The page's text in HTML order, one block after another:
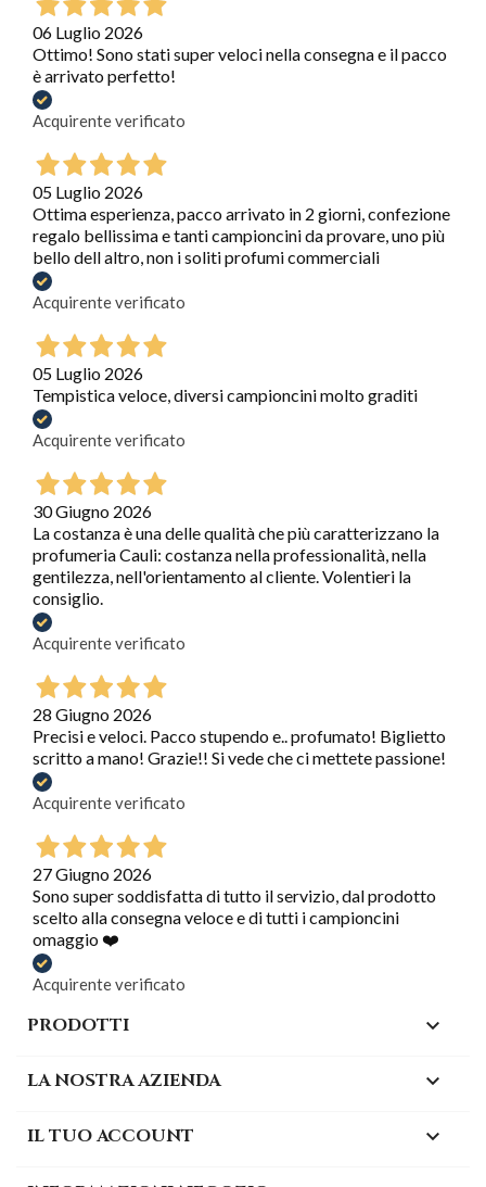
06 Luglio 2026
Ottimo! Sono stati super veloci nella consegna e il pacco
è arrivato perfetto!
Acquirente verificato
05 Luglio 2026
Ottima esperienza, pacco arrivato in 2 giorni, confezione
regalo bellissima e tanti campioncini da provare, uno più
bello dell altro, non i soliti profumi commerciali
Acquirente verificato
05 Luglio 2026
Tempistica veloce, diversi campioncini molto graditi
Acquirente verificato
30 Giugno 2026
La costanza è una delle qualità che più caratterizzano la
profumeria Cauli: costanza nella professionalità, nella
gentilezza, nell'orientamento al cliente. Volentieri la
consiglio.
Acquirente verificato
28 Giugno 2026
Precisi e veloci. Pacco stupendo e.. profumato! Biglietto
scritto a mano! Grazie!! Si vede che ci mettete passione!
Acquirente verificato
27 Giugno 2026
Sono super soddisfatta di tutto il servizio, dal prodotto
scelto alla consegna veloce e di tutti i campioncini
omaggio ❤️
Acquirente verificato
PRODOTTI 
LA NOSTRA AZIENDA 
IL TUO ACCOUNT 